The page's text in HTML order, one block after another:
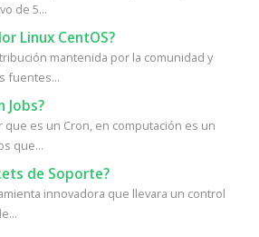
de 5...
Linux CentOS?
mantenida por la comunidad y
fuentes...
Jobs?
es un Cron, en computación es un
que...
de Soporte?
innovadora que llevara un control